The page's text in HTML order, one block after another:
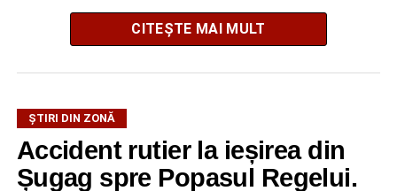
Festivalul este organizat de
Liberi, în parteneriat cuPrimăria Comunei Gârbova
Ordinul Cetății Mühlbach, iar accesul publicului va fi
CITEȘTE MAI MULT
ȘTIRI DIN ZONĂ
Accident rutier la ieșirea din
Șugag spre Popasul Regelui.